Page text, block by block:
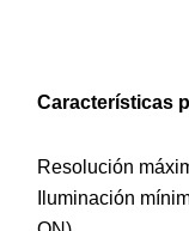
Características
Resolución
Iluminación